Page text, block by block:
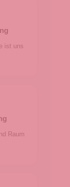
ist uns
Raum